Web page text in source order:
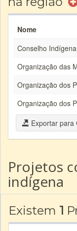
Nome
Conselho
Organização das
Organização dos
Organização dos
Exportar para
Projetos
indígena
Existem 1